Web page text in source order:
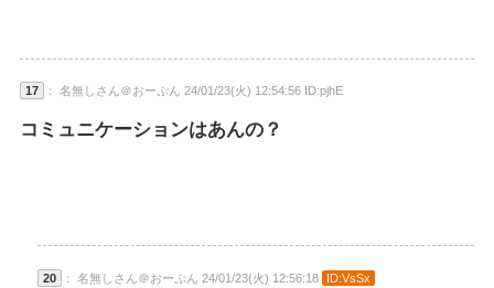
17 ： 名無しさん＠おーぷん 24/01/23(火) 12:54:56 ID:pjhE
コミュニケーションはあんの？
20 ： 名無しさん＠おーぷん 24/01/23(火) 12:56:18 ID:VsSx